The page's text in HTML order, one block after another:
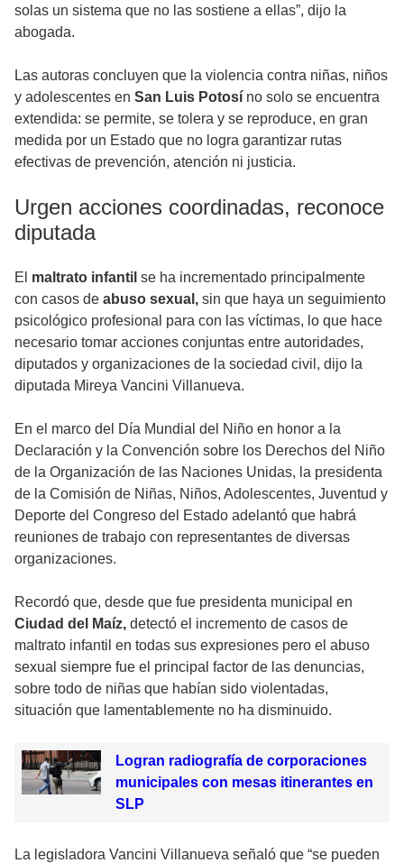
solas un sistema que no las sostiene a ellas”, dijo la
abogada.
Las autoras concluyen que la violencia contra niñas, niños
y adolescentes en San Luis Potosí no solo se encuentra
extendida: se permite, se tolera y se reproduce, en gran
medida por un Estado que no logra garantizar rutas
efectivas de prevención, atención ni justicia.
Urgen acciones coordinadas, reconoce
diputada
El maltrato infantil se ha incrementado principalmente
con casos de abuso sexual, sin que haya un seguimiento
psicológico profesional para con las víctimas, lo que hace
necesario tomar acciones conjuntas entre autoridades,
diputados y organizaciones de la sociedad civil, dijo la
diputada Mireya Vancini Villanueva.
En el marco del Día Mundial del Niño en honor a la
Declaración y la Convención sobre los Derechos del Niño
de la Organización de las Naciones Unidas, la presidenta
de la Comisión de Niñas, Niños, Adolescentes, Juventud y
Deporte del Congreso del Estado adelantó que habrá
reuniones de trabajo con representantes de diversas
organizaciones.
Recordó que, desde que fue presidenta municipal en
Ciudad del Maíz, detectó el incremento de casos de
maltrato infantil en todas sus expresiones pero el abuso
sexual siempre fue el principal factor de las denuncias,
sobre todo de niñas que habían sido violentadas,
situación que lamentablemente no ha disminuido.
Logran radiografía de corporaciones
municipales con mesas itinerantes en
SLP
La legisladora Vancini Villanueva señaló que “se pueden